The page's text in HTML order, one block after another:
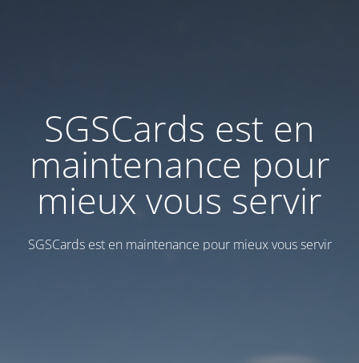
SGSCards est en
maintenance pour
mieux vous servir
SGSCards est en maintenance pour mieux vous servir